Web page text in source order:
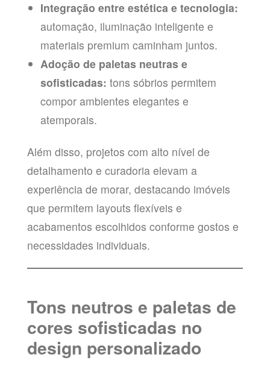
Integração entre estética e tecnologia:
automação, iluminação inteligente e
materiais premium caminham juntos.
Adoção de paletas neutras e
sofisticadas: tons sóbrios permitem
compor ambientes elegantes e
atemporais.
Além disso, projetos com alto nível de
detalhamento e curadoria elevam a
experiência de morar, destacando imóveis
que permitem layouts flexíveis e
acabamentos escolhidos conforme gostos e
necessidades individuais.
Tons neutros e paletas de
cores sofisticadas no
design personalizado